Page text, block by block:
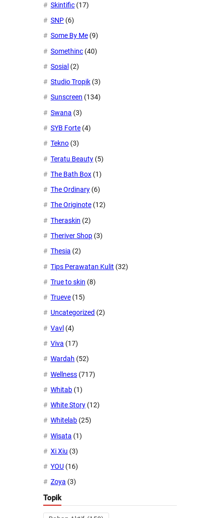
Skintific (17)
SNP (6)
Some By Me (9)
Somethinc (40)
Sosial (2)
Studio Tropik (3)
Sunscreen (134)
Swana (3)
SYB Forte (4)
Tekno (3)
Teratu Beauty (5)
The Bath Box (1)
The Ordinary (6)
The Originote (12)
Theraskin (2)
Theriver Shop (3)
Thesia (2)
Tips Perawatan Kulit (32)
True to skin (8)
Trueve (15)
Uncategorized (2)
Vavl (4)
Viva (17)
Wardah (52)
Wellness (717)
Whitab (1)
White Story (12)
Whitelab (25)
Wisata (1)
Xi Xiu (3)
YOU (16)
Zoya (3)
Topik